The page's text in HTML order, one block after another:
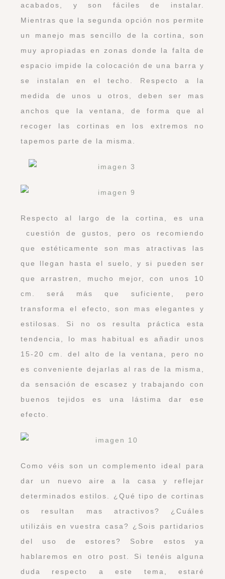
acabados, y son fáciles de instalar.
Mientras que la segunda opción nos permite
un manejo mas sencillo de la cortina, son
muy apropiadas en zonas donde la falta de
espacio impide la colocación de una barra y
se instalan en el techo. Respecto a la
medida de unos u otros, deben ser mas
anchos que la ventana, de forma que al
recoger las cortinas en los extremos no
tapemos parte de la misma.
Respecto al largo de la cortina, es una
cuestión de gustos, pero os recomiendo
que estéticamente son mas atractivas las
que llegan hasta el suelo, y si pueden ser
que arrastren, mucho mejor, con unos 10
cm. será más que suficiente, pero
transforma el efecto, son mas elegantes y
estilosas. Si no os resulta práctica esta
tendencia, lo mas habitual es añadir unos
15-20 cm. del alto de la ventana, pero no
es conveniente dejarlas al ras de la misma,
da sensación de escasez y trabajando con
buenos tejidos es una lástima dar ese
efecto.
Como véis son un complemento ideal para
dar un nuevo aire a la casa y reflejar
determinados estilos. ¿Qué tipo de cortinas
os resultan mas atractivos? ¿Cuáles
utilizáis en vuestra casa? ¿Sois partidarios
del uso de estores? Sobre estos ya
hablaremos en otro post. Si tenéis alguna
duda respecto a este tema, estaré